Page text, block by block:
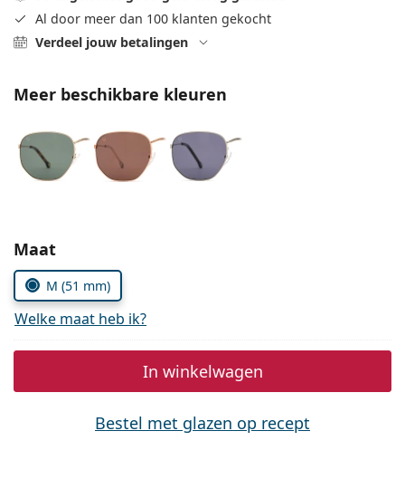
Alle merken
Persol
Alle lenzenvloeistoffen
Al door meer dan 100 klanten gekocht
Verdeel jouw betalingen
Meer beschikbare kleuren
Kies parameters:
Maat
M (51 mm)
Welke maat heb ik?
In winkelwagen
Bestel met glazen op recept